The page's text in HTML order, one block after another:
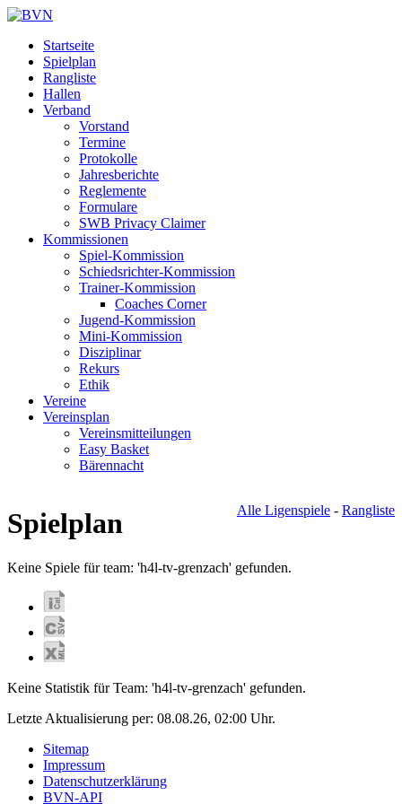
Startseite
Spielplan
Rangliste
Hallen
Verband
Vorstand
Termine
Protokolle
Jahresberichte
Reglemente
Formulare
SWB Privacy Claimer
Kommissionen
Spiel-Kommission
Schiedsrichter-Kommission
Trainer-Kommission
Coaches Corner
Jugend-Kommission
Mini-Kommission
Disziplinar
Rekurs
Ethik
Vereine
Vereinsplan
Vereinsmitteilungen
Easy Basket
Bärennacht
Spielplan Alle Ligenspiele - Rangliste
Keine Spiele für team: 'h4l-tv-grenzach' gefunden.
Keine Statistik für Team: 'h4l-tv-grenzach' gefunden.
Letzte Aktualisierung per: 08.08.26, 02:00 Uhr.
Sitemap
Impressum
Datenschutzerklärung
BVN-API